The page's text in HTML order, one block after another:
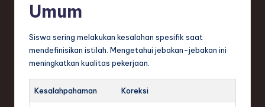
Umum
Siswa sering melakukan kesalahan spesifik saat
mendefinisikan istilah. Mengetahui jebakan-jebakan ini
meningkatkan kualitas pekerjaan.
Kesalahpahaman Koreksi